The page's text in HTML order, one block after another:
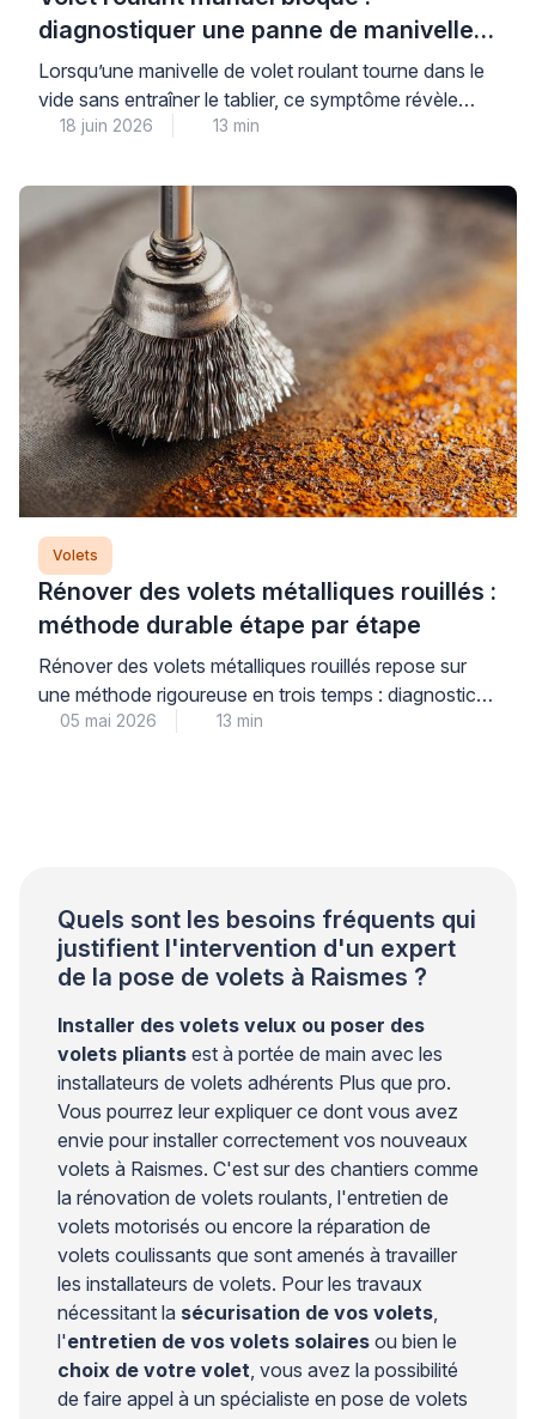
diagnostiquer une panne de manivelle
ou de treuil
Lorsqu’une manivelle de volet roulant tourne dans le
vide sans entraîner le tablier, ce symptôme révèle
généralement un problème au niveau du treuil ou des
panne courante nécessite un diagnostic méthodique
pour identifier précisément l’origine du
dysfonctionnement et éviter d’aggraver la situation
par une intervention inadaptée. Plus […]
18 juin 2026 13 min
Volets
Rénover des volets métalliques rouillés :
méthode durable étape par étape
Rénover des volets métalliques rouillés repose sur
une méthode rigoureuse en trois temps : diagnostic
précis du niveau de corrosion, décapage adapté au
05 mai 2026 13 min
Quels sont les besoins fréquents qui
justifient l'intervention d'un expert
de la pose de volets à Raismes ?
Installer des volets velux ou poser des
volets pliants est à portée de main avec les
installateurs de volets adhérents Plus que pro.
Vous pourrez leur expliquer ce dont vous avez
envie pour installer correctement vos nouveaux
volets à Raismes. C'est sur des chantiers comme
la rénovation de volets roulants, l'entretien de
volets motorisés ou encore la réparation de
volets coulissants que sont amenés à travailler
les installateurs de volets. Pour les travaux
nécessitant la sécurisation de vos volets,
l'entretien de vos volets solaires ou bien le
choix de votre volet, vous avez la possibilité
de faire appel à un spécialiste en pose de volets